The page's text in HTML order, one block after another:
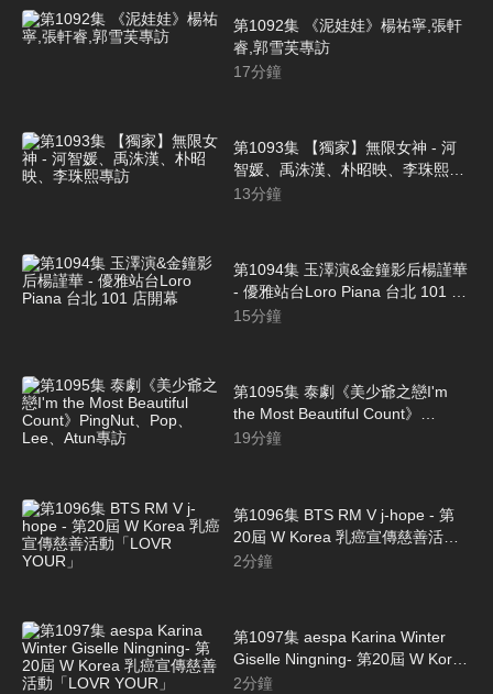
第1092集 《泥娃娃》楊祐寧,張軒
睿,郭雪芙專訪
17分鐘
第1093集 【獨家】無限女神 - 河
智媛、禹洙漢、朴昭映、李珠熙專
訪
13分鐘
第1094集 玉澤演&金鐘影后楊謹華
- 優雅站台Loro Piana 台北 101 店
開幕
15分鐘
第1095集 泰劇《美少爺之戀I'm
the Most Beautiful Count》
PingNut、Pop、Lee、Atun專訪
19分鐘
第1096集 BTS RM V j-hope - 第
20屆 W Korea 乳癌宣傳慈善活動
「LOVR YOUR」
2分鐘
第1097集 aespa Karina Winter
Giselle Ningning- 第20屆 W Korea
乳癌宣傳慈善活動「LOVR
2分鐘